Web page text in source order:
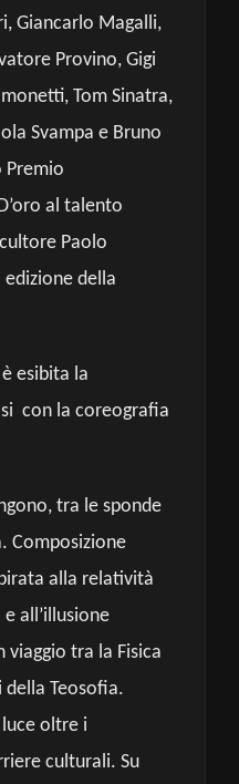
Giancarlo Magalli,
Provino, Gigi
Tom Sinatra,
Svampa e Bruno
Premio
al talento
Paolo
della
esibita la
con la coreografia
tra le sponde
Composizione
alla relatività
all’illusione
tra la Fisica
della Teosofia.
oltre i
culturali. Su